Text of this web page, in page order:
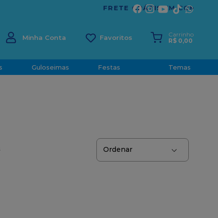
Minha Conta
Carrinho
R$ 0,00
Guloseimas Festas Temas